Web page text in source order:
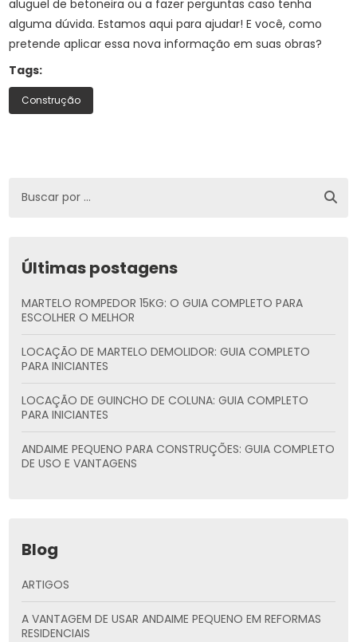
aluguel de betoneira ou a fazer perguntas caso tenha
alguma dúvida. Estamos aqui para ajudar! E você, como
pretende aplicar essa nova informação em suas obras?
Tags:
Construção
Últimas postagens
MARTELO ROMPEDOR 15KG: O GUIA COMPLETO PARA
ESCOLHER O MELHOR
LOCAÇÃO DE MARTELO DEMOLIDOR: GUIA COMPLETO
PARA INICIANTES
LOCAÇÃO DE GUINCHO DE COLUNA: GUIA COMPLETO
PARA INICIANTES
ANDAIME PEQUENO PARA CONSTRUÇÕES: GUIA COMPLETO
DE USO E VANTAGENS
Blog
ARTIGOS
A VANTAGEM DE USAR ANDAIME PEQUENO EM REFORMAS
RESIDENCIAIS